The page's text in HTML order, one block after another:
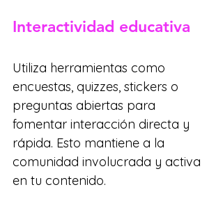
Interactividad educativa
Utiliza herramientas como
encuestas, quizzes, stickers o
preguntas abiertas para
fomentar interacción directa y
rápida. Esto mantiene a la
comunidad involucrada y activa
en tu contenido.